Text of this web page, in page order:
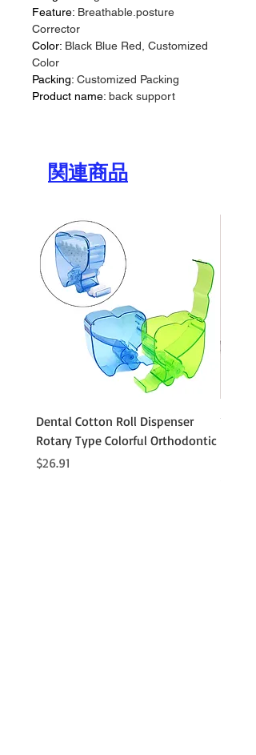
Feature: Breathable.posture
Corrector
Color: Black Blue Red, Customized
Color
Packing: Customized Packing
Product name: back support
関連商品
Dental Cotton Roll Dispenser
Rotary Type Colorful Orthodontic
価格
$26.91